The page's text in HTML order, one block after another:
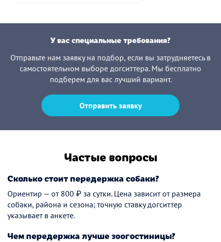
У вас специальные требования?
Отправьте нам заявку на подбор, если вы затрудняетесь в
самостоятельном выборе догситтера. Мы бесплатно
подберем для вас лучший вариант.
Отправить заявку
Частые вопросы
Сколько стоит передержка собаки?
Ориентир — от 800 ₽ за сутки. Цена зависит от размера
собаки, района и сезона; точную ставку догситтер
указывает в анкете.
Чем передержка лучше зоогостиницы?